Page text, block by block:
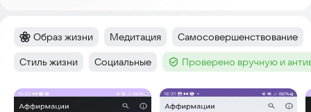
Категория:
Образ жизни Тег:
Медитация Тег:
Самосовершенствование
Тег:
Стиль жизни Тег:
Социальные Тег :Проверено вручную и
Скриншоты